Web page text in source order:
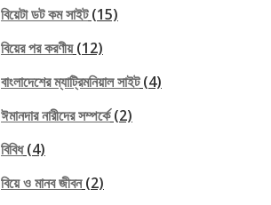
বিয়েটা ডট কম সাইট(15)
বিয়ের পর করণীয়(12)
বাংলাদেশের ম্যাট্রিমনিয়াল সাইট(4)
ঈমানদার নারীদের সম্পর্কে(2)
বিবিধ(4)
বিয়ে ও মানব জীবন(2)